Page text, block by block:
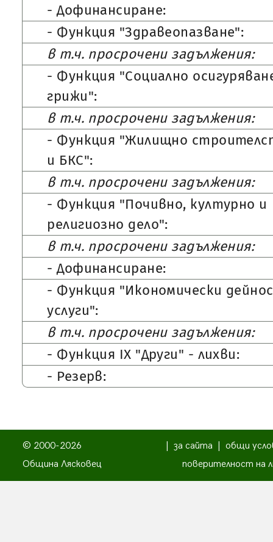
- Дофинансиране:
- Функция "Здравеопазване":
в т.ч. просрочени задължения:
- Функция "Социално
грижи":
в т.ч. просрочени задължения:
- Функция "Жилищно
и БКС":
в т.ч. просрочени задължения:
- Функция "Почивно, културно и
религиозно дело":
в т.ч. просрочени задължения:
- Дофинансиране:
- Функция "Икономически
услуги":
в т.ч. просрочени задължения:
- Функция IX "Други" - лихви:
- Резерв:
© 2000-2026
Община Лясковец
за сайта
общи
поверителност на